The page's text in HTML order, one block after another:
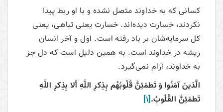
کسانی که به خداوند متصل نشده‌ و با او ربط پیدا
نکردند، خسارت دیده‌اند. خسارت یعنی تباهی، یعنی
کل سرمایه‌شان بر باد رفته است. اول و آخر انسان
ریشه در خداوند است. به همین دلیل است که دل جز
به خداوند، آرام نمی‌گیرد.
الَّذينَ آمَنُوا وَ تَطمَئِنُّ قُلُوبُهُم بِذِكرِ اللَّهِ أَلا بِذِكرِ اللَّهِ
تَطمَئِنُّ القُلُوبُ.[1]